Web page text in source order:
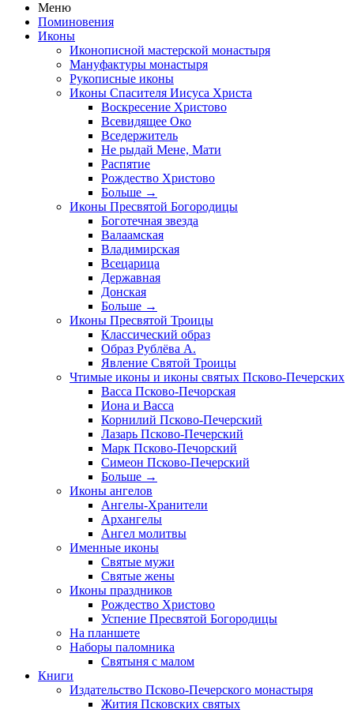
Меню
Поминовения
Иконы
Иконописной мастерской монастыря
Мануфактуры монастыря
Рукописные иконы
Иконы Спасителя Иисуса Христа
Воскресение Христово
Всевидящее Око
Вседержитель
Не рыдай Мене, Мати
Распятие
Рождество Христово
Больше →
Иконы Пресвятой Богородицы
Боготечная звезда
Валаамская
Владимирская
Всецарица
Державная
Донская
Больше →
Иконы Пресвятой Троицы
Классический образ
Образ Рублёва А.
Явление Святой Троицы
Чтимые иконы и иконы святых Псково-Печерских
Васса Псково-Печорская
Иона и Васса
Корнилий Псково-Печерский
Лазарь Псково-Печерский
Марк Псково-Печорский
Симеон Псково-Печерский
Больше →
Иконы ангелов
Ангелы-Хранители
Архангелы
Ангел молитвы
Именные иконы
Святые мужи
Святые жены
Иконы праздников
Рождество Христово
Успение Пресвятой Богородицы
На планшете
Наборы паломника
Святыня с малом
Книги
Издательство Псково-Печерского монастыря
Жития Псковских святых